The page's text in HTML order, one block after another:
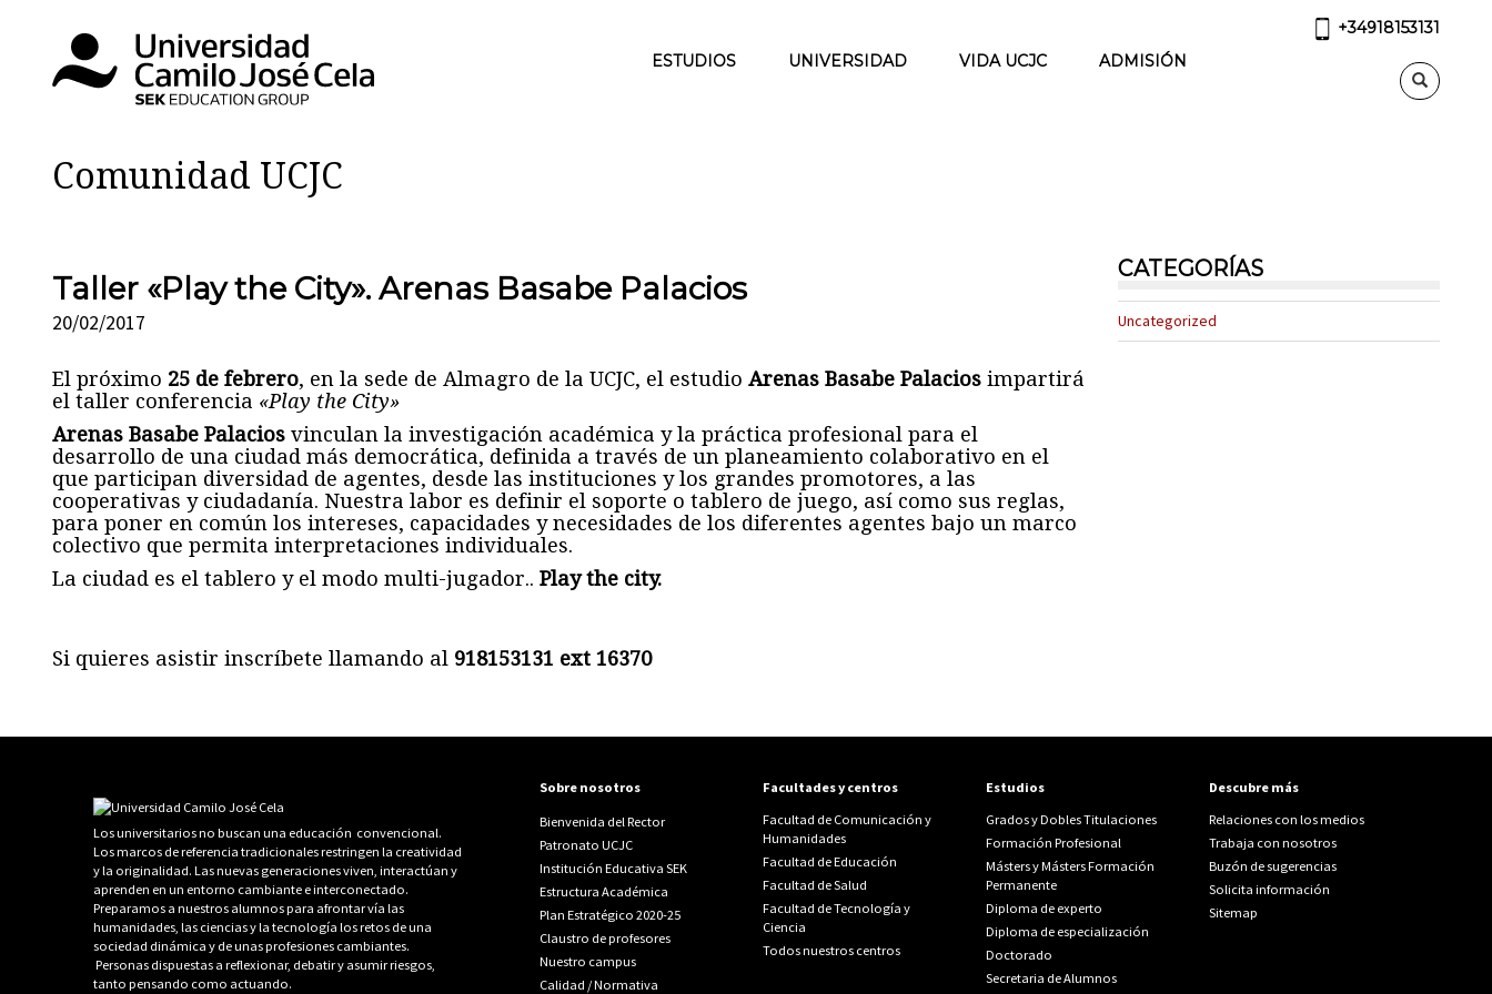
ESTUDIOS UNIVERSIDAD VIDA UCJC ADMISIÓN
+34918153131
Comunidad UCJC
Taller «Play the City». Arenas Basabe Palacios
20/02/2017
El próximo 25 de febrero, en la sede de Almagro de la UCJC, el estudio Arenas Basabe Palacios impartirá
el taller conferencia «Play the City»
Arenas Basabe Palacios vinculan la investigación académica y la práctica profesional para el
desarrollo de una ciudad más democrática, definida a través de un planeamiento colaborativo en el
que participan diversidad de agentes, desde las instituciones y los grandes promotores, a las
cooperativas y ciudadanía. Nuestra labor es definir el soporte o tablero de juego, así como sus reglas,
para poner en común los intereses, capacidades y necesidades de los diferentes agentes bajo un marco
colectivo que permita interpretaciones individuales.
La ciudad es el tablero y el modo multi-jugador.. Play the city.
Si quieres asistir inscríbete llamando al 918153131 ext 16370
CATEGORÍAS
Uncategorized
Los universitarios no buscan una educación convencional.
Los marcos de referencia tradicionales restringen la creatividad
y la originalidad. Las nuevas generaciones viven, interactúan y
aprenden en un entorno cambiante e interconectado.
Preparamos a nuestros alumnos para afrontar vía las
humanidades, las ciencias y la tecnología los retos de una
sociedad dinámica y de unas profesiones cambiantes.
Personas dispuestas a reflexionar, debatir y asumir riesgos,
tanto pensando como actuando.
Sobre nosotros
Bienvenida del Rector
Patronato UCJC
Institución Educativa SEK
Estructura Académica
Plan Estratégico 2020-25
Claustro de profesores
Nuestro campus
Calidad /Normativa
Facultades y centros
Facultad de Comunicación y
Humanidades
Facultad de Educación
Facultad de Salud
Facultad de Tecnología y
Ciencia
Todos nuestros centros
Estudios
Grados y Dobles Titulaciones
Formación Profesional
Másters y Másters Formación
Permanente
Diploma de experto
Diploma de especialización
Doctorado
Secretaria de Alumnos
Descubre más
Relaciones con los medios
Trabaja con nosotros
Buzón de sugerencias
Solicita información
Sitemap